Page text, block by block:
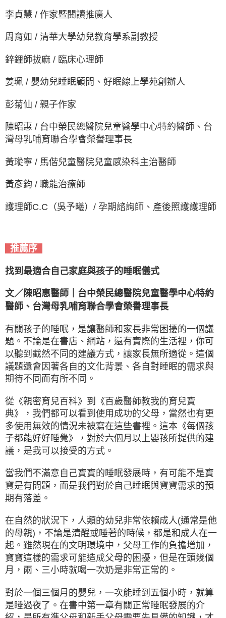
李貞慧 / 作家暨閱讀推廣人
周育如 / 清華大學幼兒教育學系副教授
鋅鋰師拔麻 / 臨床心理師
姜珮 / 嬰幼兒睡眠顧問、好眠線上學苑創辦人
彭菊仙 / 親子作家
陳昭惠 / 台中榮民總醫院兒童醫學中心特約醫師、台
灣母乳哺育聯合學會榮譽理事長
黃瑽寧 / 馬偕兒童醫院兒童感染科主治醫師
黃彥鈞 / 職能治療師
護理師C.C（吳予曦）/ 孕期諮詢師、產後照護護理師
推薦序
找到最適合自己家庭與孩子的睡眠儀式
文／陳昭惠醫師｜台中榮民總醫院兒童醫學中心特約
醫師、台灣母乳哺育聯合學會榮譽理事長
有關孩子的睡眠，是讓醫師和家長非常困擾的一個議
題。不論是在書店、網站，還有實際的生活裡，你可
以聽到截然不同的建議方式，讓家長無所適從。這個
議題還會因著各自的文化背景、各自對睡眠的需求與
期待不同而有所不同。
從《親密育兒百科》到《百歲醫師教我的育兒寶
典》，我們都可以看到使用成功的父母，當然也有更
多使用無效的情況未被寫在這些書裡。這本《每個孩
子都能好好睡覺》，對於六個月以上嬰孩所提供的建
議，是我可以接受的方式。
當我們不滿意自己寶寶的睡眠發展時，有可能不是寶
寶是有問題，而是我們對於自己睡眠與寶寶需求的預
期有落差。
在自然的狀況下，人類的幼兒非常依賴成人(通常是他
的母親)，不論是清醒或睡著的時候，都是和成人在一
起。雖然現在的文明環境中，父母工作的負擔增加，
寶寶這樣的需求可能造成父母的困擾，但是在頭幾個
月，兩、三小時就喝一次奶是非常正常的。
對於一個三個月的嬰兒，一次能睡到五個小時，就算
是睡過夜了。在書中第一章有關正常睡眠發展的介